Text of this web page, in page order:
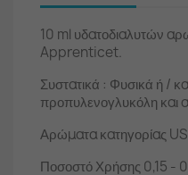
10 ml υδατοδιαλυτών
Apprenticet.
Συστατικά : Φυσικά ή /
προπυλενογλυκόλη και
Αρώματα κατηγορίας
Ποσοστό Χρήσης 0,15 -